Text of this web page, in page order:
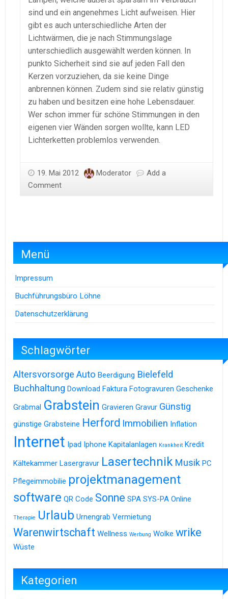
sind und ein angenehmes Licht aufweisen. Hier
gibt es auch unterschiedliche Arten der
Lichtwärmen, die je nach Stimmungslage
unterschiedlich ausgewählt werden können. In
punkto Sicherheit sind sie auf jeden Fall den
Kerzen vorzuziehen, da sie keine Dinge
anbrennen können. Zudem sind sie relativ günstig
zu haben und besitzen eine hohe Lebensdauer.
Wer schon immer für schöne Stimmungen in den
eigenen vier Wänden sorgen wollte, kann LED
Lichterketten problemlos verwenden.
19. Mai 2012 Moderator
Add a
Comment
Menü
Impressum
Buchführungsbüro Löhne
Datenschutzerklärung
Schlagwörter
Altersvorsorge Auto Beerdigung Bielefeld
Buchhaltung Download Faktura Fotogravuren Geschenke
Grabmal Grabstein Gravieren Gravur Günstig
günstige Grabsteine Herford Immobilien Inflation
Internet Ipad Iphone Kapitalanlagen Krankheit Kredit
Kältekammer Lasergravur Lasertechnik Musik PC
Pflegeimmobilie projektmanagement
software QR Code Sonne SPA SYS-PA Online
Therapie Urlaub Urnengrab Vermietung
Warenwirtschaft Wellness Werbung Wolke wrike
Wüste
Kategorien